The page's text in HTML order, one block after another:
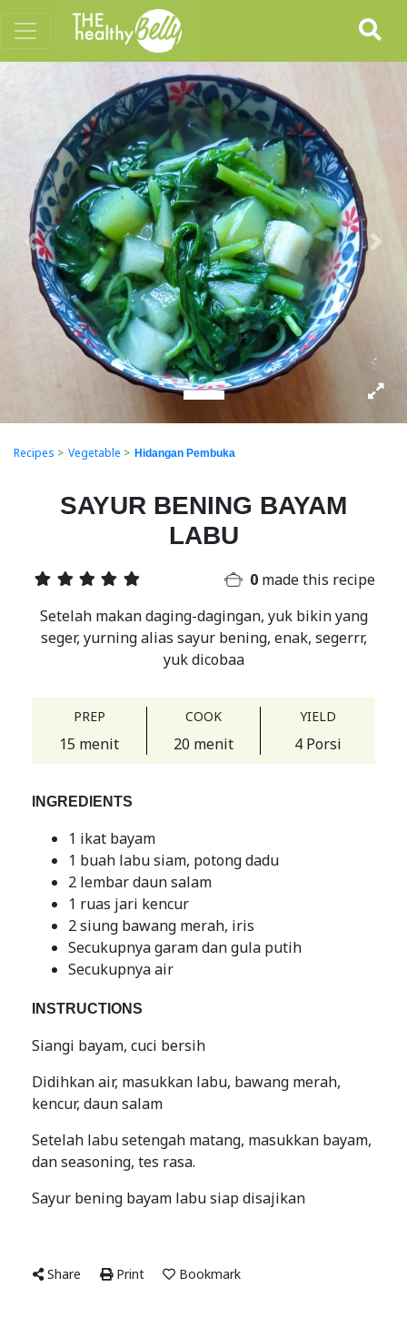
Previous Next
Recipes > Vegetable > Hidangan Pembuka
SAYUR BENING BAYAM
LABU
0 made this recipe
Setelah makan daging-dagingan, yuk bikin yang
seger, yurning alias sayur bening, enak, segerrr,
yuk dicobaa
PREP
15 menit
COOK
20 menit
YIELD
4 Porsi
INGREDIENTS
1 ikat bayam
1 buah labu siam, potong dadu
2 lembar daun salam
1 ruas jari kencur
2 siung bawang merah, iris
Secukupnya garam dan gula putih
Secukupnya air
INSTRUCTIONS
Siangi bayam, cuci bersih
Didihkan air, masukkan labu, bawang merah,
kencur, daun salam
Setelah labu setengah matang, masukkan bayam,
dan seasoning, tes rasa.
Sayur bening bayam labu siap disajikan
Share Print Bookmark